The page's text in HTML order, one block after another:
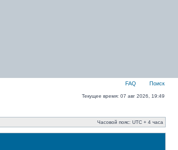
FAQ Поиск
Текущее время: 07 авг 2026, 19:49
Часовой пояс: UTC + 4 часа